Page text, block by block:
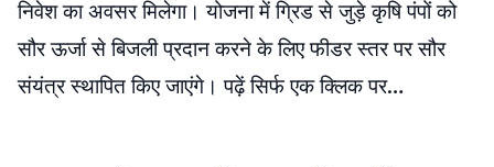
निवेश का अवसर मिलेगा। योजना में ग्रिड से जुड़े कृषि पंपों को
सौर ऊर्जा से बिजली प्रदान करने के लिए फीडर स्तर पर सौर
संयंत्र स्थापित किए जाएंगे। पढ़ें सिर्फ एक क्लिक पर…